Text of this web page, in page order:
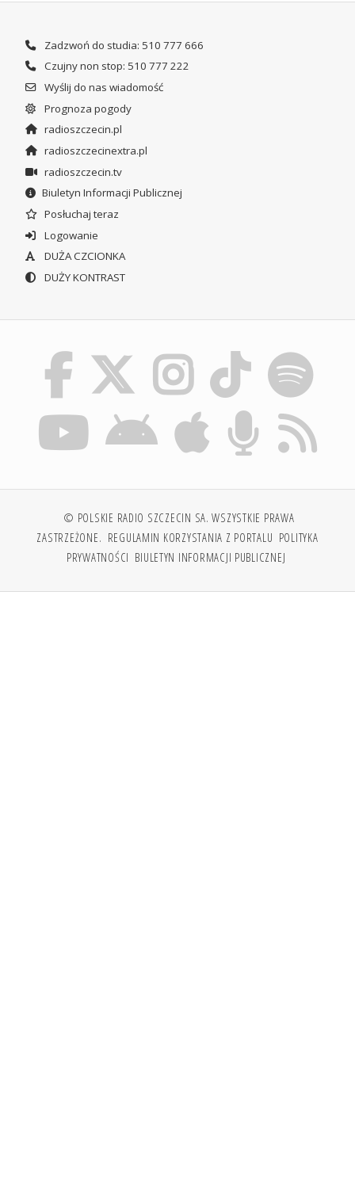
Zadzwoń do studia: 510 777 666
Czujny non stop: 510 777 222
Wyślij do nas wiadomość
Prognoza pogody
radioszczecin.pl
radioszczecinextra.pl
radioszczecin.tv
Biuletyn Informacji Publicznej
Posłuchaj teraz
Logowanie
DUŻA CZCIONKA
DUŻY KONTRAST
© POLSKIE RADIO SZCZECIN SA. WSZYSTKIE PRAWA
ZASTRZEŻONE. REGULAMIN KORZYSTANIA Z PORTALU POLITYKA
PRYWATNOŚCI BIULETYN INFORMACJI PUBLICZNEJ